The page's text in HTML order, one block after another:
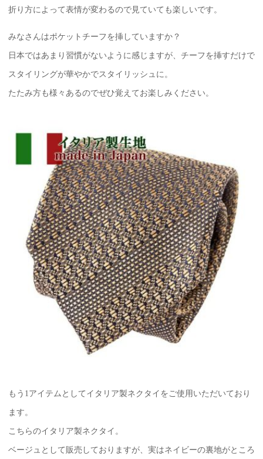
折り方によって表情が変わるので見ていても楽しいです。
みなさんはポケットチーフを挿していますか？
日本ではあまり習慣がないように感じますが、チーフを挿すだけで
スタイリングが華やかでスタイリッシュに。
たたみ方も様々あるのでぜひ覚えてお楽しみください。
もう1アイテムとしてイタリア製ネクタイをご使用いただいており
ます。
こちらのイタリア製ネクタイ。
ベージュとして販売しておりますが、実はネイビーの裏地がところ